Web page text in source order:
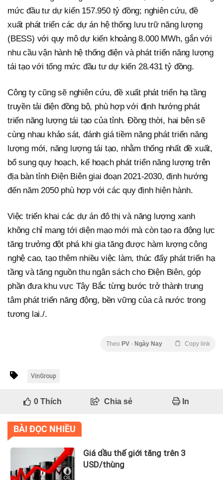
mức đầu tư dự kiến 157.950 tỷ đồng; nghiên cứu, đề
xuất phát triển các dự án hệ thống lưu trữ năng lượng
(BESS) với quy mô dự kiến khoảng 8.000 MWh, gắn với
nhu cầu vận hành hệ thống điện và phát triển năng lượng
tái tạo với tổng mức đầu tư dự kiến 28.431 tỷ đồng.
Công ty cũng sẽ nghiên cứu, đề xuất phát triển hạ tầng
truyền tải điện đồng bộ, phù hợp với định hướng phát
triển năng lượng tái tạo của tỉnh. Đồng thời, hai bên sẽ
cùng nhau khảo sát, đánh giá tiềm năng phát triển năng
lượng mới, năng lượng tái tạo, nhằm thống nhất đề xuất,
bổ sung quy hoạch, kế hoạch phát triển năng lượng trên
địa bàn tỉnh Điện Biên giai đoạn 2021-2030, định hướng
đến năm 2050 phù hợp với các quy định hiện hành.
Việc triển khai các dự án đô thị và năng lượng xanh
không chỉ mang tới diện mạo mới mà còn tạo ra động lực
tăng trưởng đột phá khi gia tăng được hàm lượng công
nghệ cao, tạo thêm nhiều việc làm, thúc đẩy phát triển hạ
tầng và tăng nguồn thu ngân sách cho Điện Biên, góp
phần đưa khu vực Tây Bắc từng bước trở thành trung
tâm phát triển năng động, bền vững của cả nước trong
tương lai./.
Theo PV - Ngày Nay Copy link
VinGroup
0Thích Chia sẻ In
BÀI ĐỌC NHIỀU
Giá dầu thế giới tăng trên 3
USD/thùng